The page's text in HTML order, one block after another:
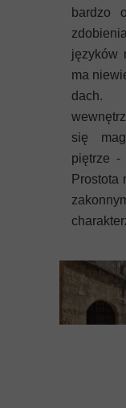
bardzo
języków
ma
dach.
się
piętrze -
Prostota